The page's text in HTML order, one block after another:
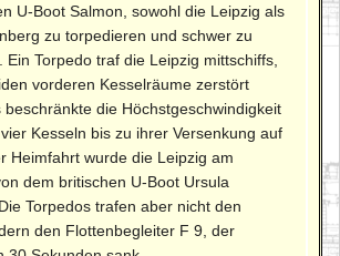
U-Boot Salmon, sowohl die Leipzig als
zu torpedieren und schwer zu
Ein Torpedo traf die Leipzig mittschiffs,
vorderen Kesselräume zerstört
beschränkte die Höchstgeschwindigkeit
Kesseln bis zu ihrer Versenkung auf
Heimfahrt wurde die Leipzig am
dem britischen U-Boot Ursula
Torpedos trafen aber nicht den
den Flottenbegleiter F 9, der